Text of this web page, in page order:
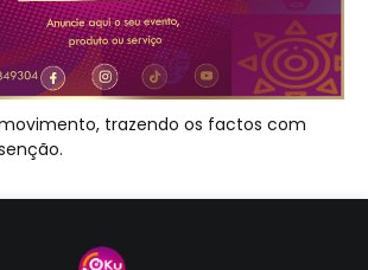
trazendo os factos com